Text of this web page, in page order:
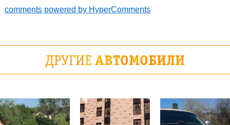
comments powered by HyperComments
ДРУГИЕ АВТОМОБИЛИ